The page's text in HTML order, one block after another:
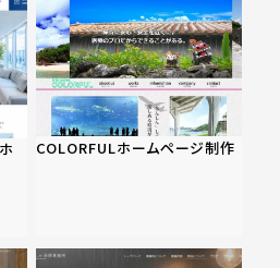
COLORFULホームページ制作